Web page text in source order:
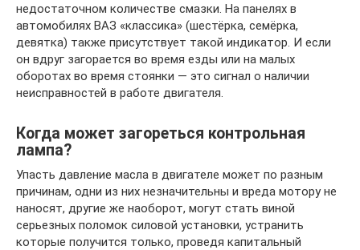
недостаточном количестве смазки. На панелях в
автомобилях ВАЗ «классика» (шестёрка, семёрка,
девятка) также присутствует такой индикатор. И если
он вдруг загорается во время езды или на малых
оборотах во время стоянки — это сигнал о наличии
неисправностей в работе двигателя.
Когда может загореться контрольная
лампа?
Упасть давление масла в двигателе может по разным
причинам, одни из них незначительны и вреда мотору не
наносят, другие же наоборот, могут стать виной
серьезных поломок силовой установки, устранить
которые получится только, проведя капитальный